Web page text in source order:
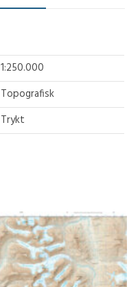
1:250.000
Topografisk
Trykt